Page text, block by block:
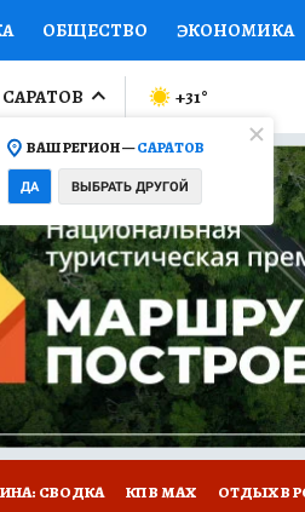
ОБЩЕСТВО ЭКОНОМИКА
ПРОИСШЕСТВИЯ
ОТКРЫВАЕМ МИР Я ЗНАЮ
СЕРИАЛЫ
КОЛЛЕКЦИИ КОНКУРСЫ
САРАТОВ
ВАШ РЕГИОН —САРАТОВ
ДА ВЫБРАТЬ ДРУГОЙ
+31°
СВОДКА КП В МАХ ОТДЫХ В